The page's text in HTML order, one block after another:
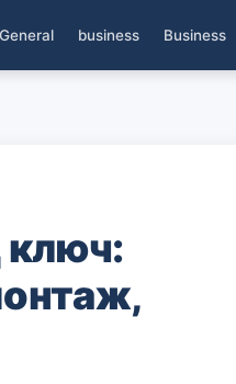
General business Business